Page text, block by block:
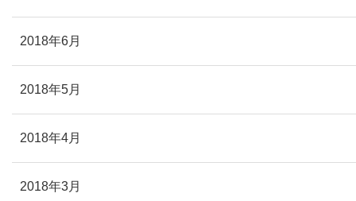
2018年6月
2018年5月
2018年4月
2018年3月